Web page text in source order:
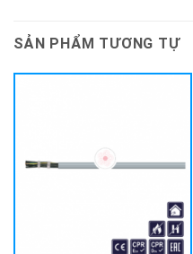
SẢN PHẨM TƯƠNG TỰ